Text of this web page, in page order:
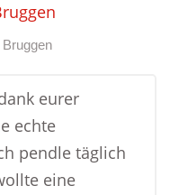
eurer
echte
pendle täglich
eine